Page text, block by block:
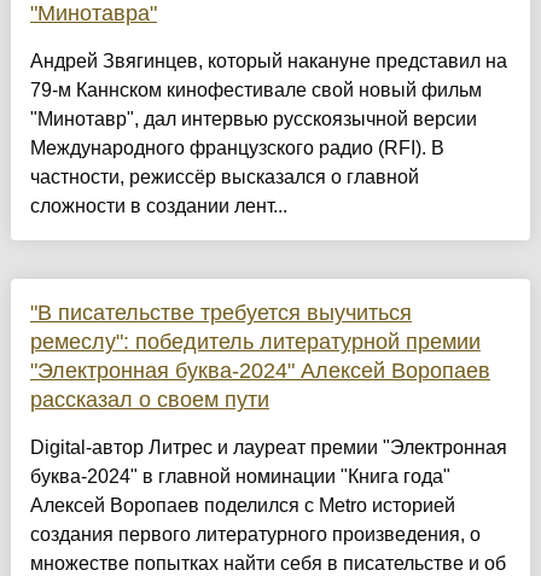
"Минотавра"
Андрей Звягинцев, который накануне представил на
79-м Каннском кинофестивале свой новый фильм
"Минотавр", дал интервью русскоязычной версии
Международного французского радио (RFI). В
частности, режиссёр высказался о главной
сложности в создании лент...
"В писательстве требуется выучиться
ремеслу": победитель литературной премии
"Электронная буква-2024" Алексей Воропаев
рассказал о своем пути
Digital-автор Литрес и лауреат премии "Электронная
буква-2024" в главной номинации "Книга года"
Алексей Воропаев поделился с Metro историей
создания первого литературного произведения, о
множестве попытках найти себя в писательстве и об